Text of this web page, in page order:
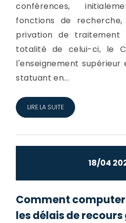
conférences,
fonctions de
privation de
totalité de celui-ci, le
l'enseignement
statuant en...
LIRE LA SUITE
18/04
Comment
les délais de